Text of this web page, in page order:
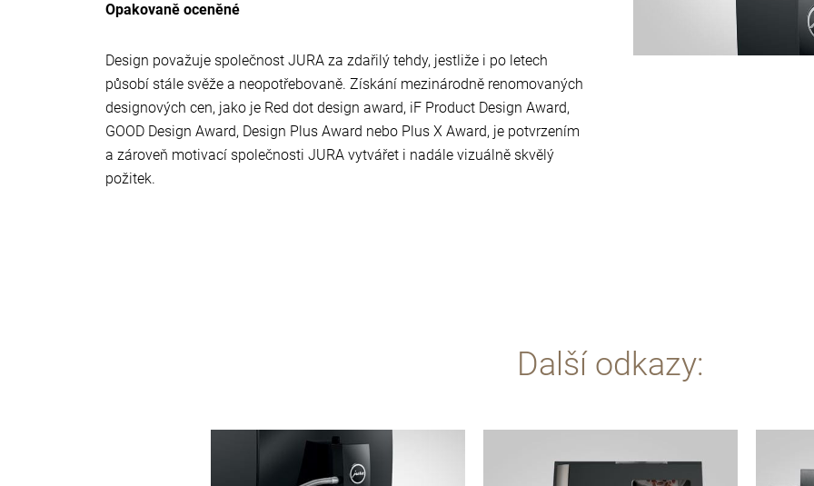
Opakovaně oceněné
Design považuje společnost JURA za zdařilý tehdy, jestliže i po letech
působí stále svěže a neopotřebovaně. Získání mezinárodně renomovaných
designových cen, jako je Red dot design award, iF Product Design Award,
GOOD Design Award, Design Plus Award nebo Plus X Award, je potvrzením
a zároveň motivací společnosti JURA vytvářet i nadále vizuálně skvělý
požitek.
Další odkazy: